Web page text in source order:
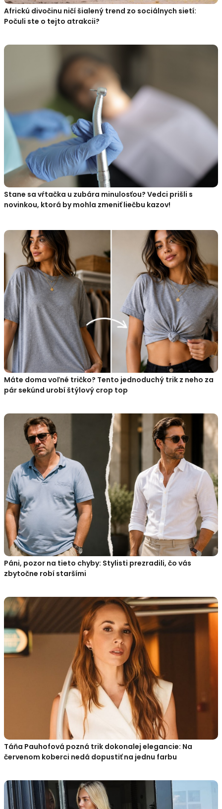
Africkú divočinu ničí šialený trend zo sociálnych sietí:
Počuli ste o tejto atrakcii?
Stane sa vŕtačka u zubára minulosťou? Vedci prišli s
novinkou, ktorá by mohla zmeniť liečbu kazov!
Máte doma voľné tričko? Tento jednoduchý trik z neho za
pár sekúnd urobí štýlový crop top
Páni, pozor na tieto chyby: Stylisti prezradili, čo vás
zbytočne robí staršími
Táňa Pauhofová pozná trik dokonalej elegancie: Na
červenom koberci nedá dopustiť na jednu farbu